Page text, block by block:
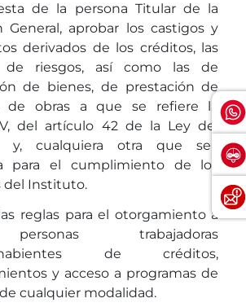
de la persona Titular de la
General, aprobar los castigos y
derivados de los créditos, las
de riesgos, así como las de
de bienes, de prestación de
de obras a que se refiere la
del artículo 42 de la Ley del
y, cualquiera otra que sea
para el cumplimiento de los
del Instituto.
reglas para el otorgamiento a
trabajadoras
de créditos,
y acceso a programas de
cualquier modalidad.